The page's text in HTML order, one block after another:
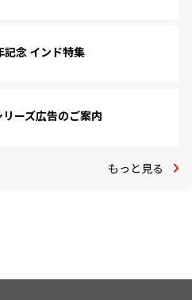
念 インド特集
リーズ広告のご案内
もっと見る